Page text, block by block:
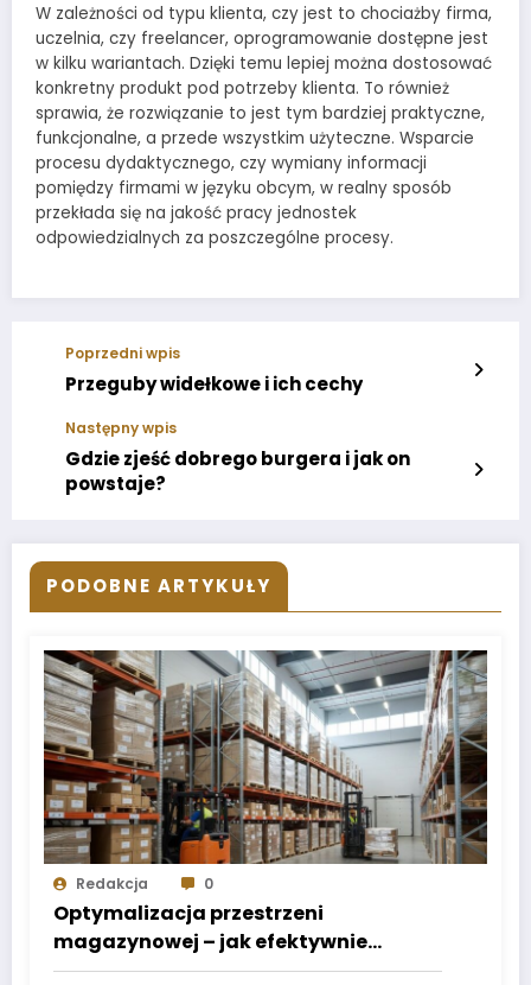
W zależności od typu klienta, czy jest to chociażby firma,
uczelnia, czy freelancer, oprogramowanie dostępne jest
w kilku wariantach. Dzięki temu lepiej można dostosować
konkretny produkt pod potrzeby klienta. To również
sprawia, że rozwiązanie to jest tym bardziej praktyczne,
funkcjonalne, a przede wszystkim użyteczne. Wsparcie
procesu dydaktycznego, czy wymiany informacji
pomiędzy firmami w języku obcym, w realny sposób
przekłada się na jakość pracy jednostek
odpowiedzialnych za poszczególne procesy.
Poprzedni wpis
Przeguby widełkowe i ich cechy
Następny wpis
Gdzie zjeść dobrego burgera i jak on
powstaje?
PODOBNE ARTYKUŁY
Redakcja 0
Optymalizacja przestrzeni
magazynowej – jak efektywnie
wykorzystać każdy metr